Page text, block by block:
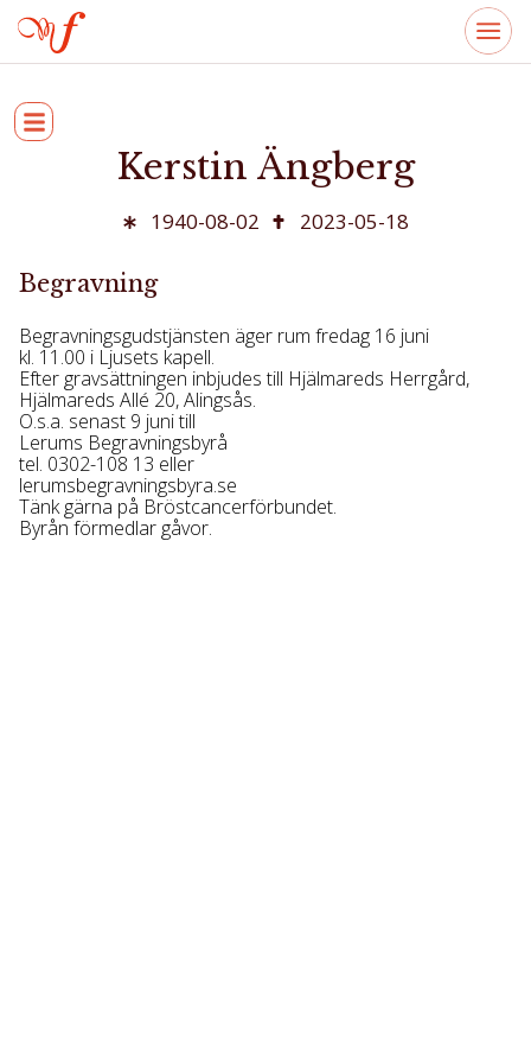
Kerstin Ängberg
1940-08-02 2023-05-18
Begravning
Begravningsgudstjänsten äger rum fredag 16 juni
kl. 11.00 i Ljusets kapell.
Efter gravsättningen inbjudes till Hjälmareds Herrgård,
Hjälmareds Allé 20, Alingsås.
O.s.a. senast 9 juni till
Lerums Begravningsbyrå
tel. 0302-108 13 eller
lerumsbegravningsbyra.se
Tänk gärna på Bröstcancerförbundet.
Byrån förmedlar gåvor.